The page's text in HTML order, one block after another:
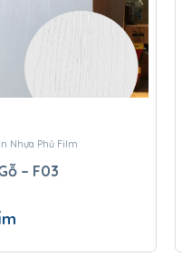
Nhựa Phủ Film
– F03